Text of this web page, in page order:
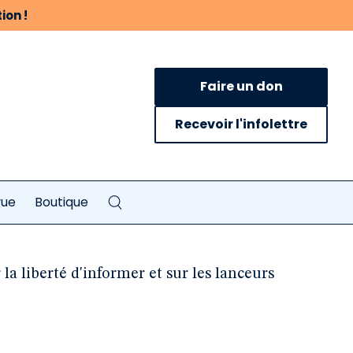
!
Faire un don
Recevoir l'infolettre
Boutique
la liberté d'informer et sur les lanceurs